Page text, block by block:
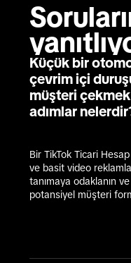
Küçük bir
çevrim içi
müşteri
adımlar
Bir TikTok Ticari
ve basit video
tanımaya odaklanın
potansiyel müşteri